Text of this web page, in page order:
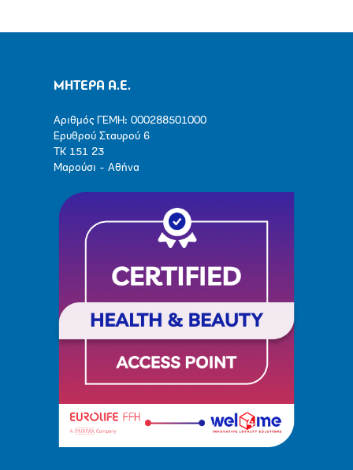
ΜΗΤΕΡΑ Α.Ε.
Αριθμός ΓΕΜΗ: 000288501000
Ερυθρού Σταυρού 6
ΤΚ 151 23
Μαρούσι - Αθήνα